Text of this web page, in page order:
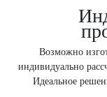
Возможно
индивидуально
Идеальное